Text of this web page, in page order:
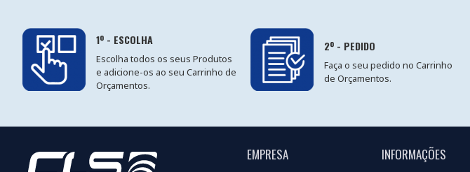
1º - ESCOLHA
Escolha todos os seus Produtos
e adicione-os ao seu Carrinho de
Orçamentos.
2º - PEDIDO
Faça o seu pedido no Carrinho
de Orçamentos.
EMPRESA INFORMAÇÕES